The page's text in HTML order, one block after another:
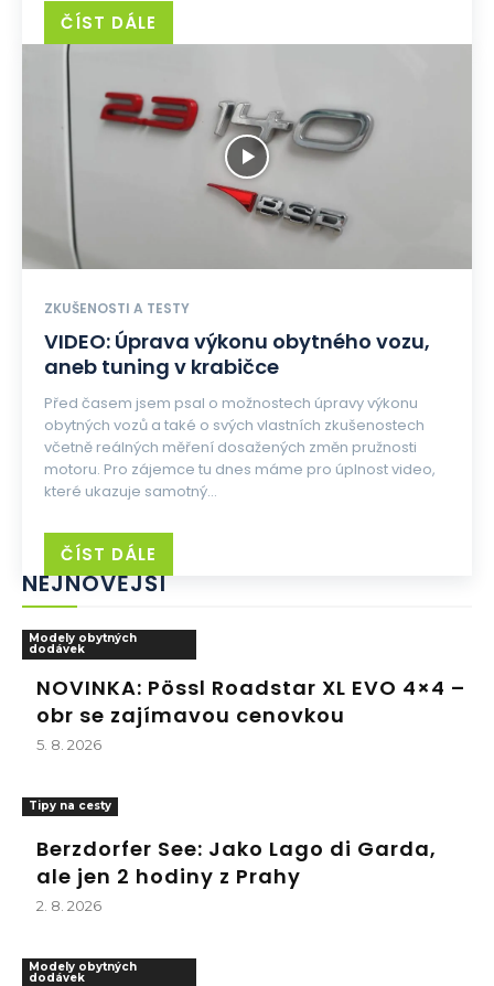
ČÍST DÁLE
ZKUŠENOSTI A TESTY
VIDEO: Úprava výkonu obytného vozu,
aneb tuning v krabičce
Před časem jsem psal o možnostech úpravy výkonu
obytných vozů a také o svých vlastních zkušenostech
včetně reálných měření dosažených změn pružnosti
motoru. Pro zájemce tu dnes máme pro úplnost video,
které ukazuje samotný...
ČÍST DÁLE
NEJNOVĚJŠÍ
Modely obytných
dodávek
NOVINKA: Pössl Roadstar XL EVO 4×4 –
obr se zajímavou cenovkou
5. 8. 2026
Tipy na cesty
Berzdorfer See: Jako Lago di Garda,
ale jen 2 hodiny z Prahy
2. 8. 2026
Modely obytných
dodávek